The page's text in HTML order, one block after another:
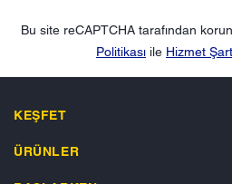
Bu site reCAPTCHA tarafından
Politikası ile Hizmet
KEŞFET
ÜRÜNLER